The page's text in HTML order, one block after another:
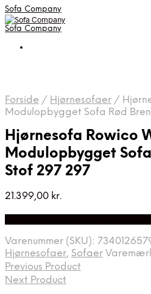
Sofa Company
Sofa Company
Forside / Hjørnesofaer /
Modulopbygget Sofa Rød
Hjørnesofa Rowico
Modulopbygget
Stof 297 297
21.399,00 kr.
Varenummer (SKU):
Hjørnesofaer, Sofaer
Previous Product
Next Product